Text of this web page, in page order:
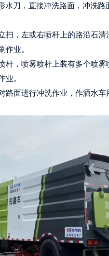
刀，直接冲洗路面，冲洗路
扫，左或右喷杆上的路沿石
作业。
杆，喷雾喷杆上装有多个喷
业。
面进行冲洗作业，作洒水车